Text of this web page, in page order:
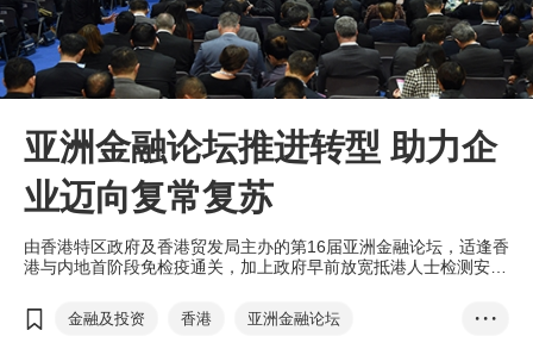
亚洲金融论坛推进转型 助力企
业迈向复常复苏
由香港特区政府及香港贸发局主办的第16届亚洲金融论坛，适逢香
港与内地首阶段免检疫通关，加上政府早前放宽抵港人士检测安
验、美食及住宿优惠折扣及礼遇，联同亚洲金融论坛及国际金融周
的精彩活动，让嘉宾亲身感受香港活力。
金融及投资 香港
亚洲金融论坛
• • •